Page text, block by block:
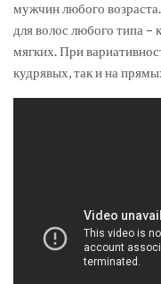
мужчин любого
для волос любого типа –
мягких. При
кудрявых, так и на